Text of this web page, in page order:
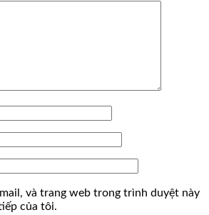
và trang web trong trình duyệt này
của tôi.